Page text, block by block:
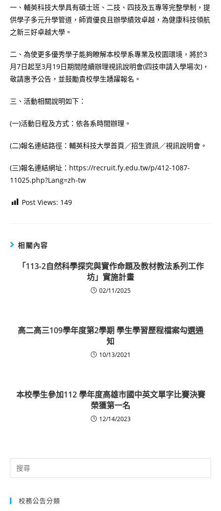
一、輔英科技大學具有碩士班、二技、四技及五專等完整學制，提
供學子多元升學管道，師資優良且辦學績效卓越，為健康科技領航
之新三好卓越大學。
二、為使更多優秀學子能夠瞭解本校學系專業及校園環境，將於3
月7日起至3月19日期間陸續辦理視訊說明會(四技申請入學場次)，
敬請惠予公告，並鼓勵貴校學生踴躍報名。
三、活動相關說明如下：
(一)活動日程及方式：依各系時間辦理。
(二)報名連結路徑：輔英科技大學首頁／招生資訊／視訊說明會。
(三)報名連結網址：https://recruit.fy.edu.tw/p/412-1087-
11025.php?Lang=zh-tw
Post Views: 149
相關內容
「113-2自然科學探究與實作命題及教材教法系列工作
坊」實施計畫
02/11/2025
高二高三109學年度第2學期 學生學習歷程檔案勾選通
知
10/13/2021
本校學生參加112 學年度高雄市國中英文單字比賽決賽
榮獲第一名
12/14/2023
Search
for:
校務公告分類